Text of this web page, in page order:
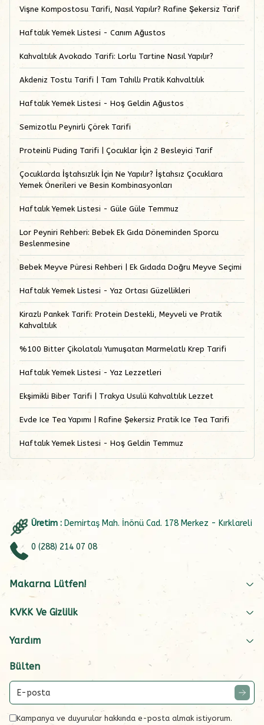
Vişne Kompostosu Tarifi, Nasıl Yapılır? Rafine Şekersiz Tarif
Haftalık Yemek Listesi - Canım Ağustos
Kahvaltılık Avokado Tarifi: Lorlu Tartine Nasıl Yapılır?
Akdeniz Tostu Tarifi | Tam Tahıllı Pratik Kahvaltılık
Haftalık Yemek Listesi - Hoş Geldin Ağustos
Semizotlu Peynirli Çörek Tarifi
Proteinli Puding Tarifi | Çocuklar İçin 2 Besleyici Tarif
Çocuklarda İştahsızlık İçin Ne Yapılır? İştahsız Çocuklara
Yemek Önerileri ve Besin Kombinasyonları
Haftalık Yemek Listesi - Güle Güle Temmuz
Lor Peyniri Rehberi: Bebek Ek Gıda Döneminden Sporcu
Beslenmesine
Bebek Meyve Püresi Rehberi | Ek Gıdada Doğru Meyve Seçimi
Haftalık Yemek Listesi - Yaz Ortası Güzellikleri
Kirazlı Pankek Tarifi: Protein Destekli, Meyveli ve Pratik
Kahvaltılık
%100 Bitter Çikolatalı Yumuşatan Marmelatlı Krep Tarifi
Haftalık Yemek Listesi - Yaz Lezzetleri
Ekşimikli Biber Tarifi | Trakya Usulü Kahvaltılık Lezzet
Evde Ice Tea Yapımı | Rafine Şekersiz Pratik Ice Tea Tarifi
Haftalık Yemek Listesi - Hoş Geldin Temmuz
Üretim : Demirtaş Mah. İnönü Cad. 178 Merkez - Kırklareli
0 (288) 214 07 08
Makarna Lütfen!
KVKK Ve Gizlilik
Yardım
Bülten
Kampanya ve duyurular hakkında e-posta almak istiyorum.